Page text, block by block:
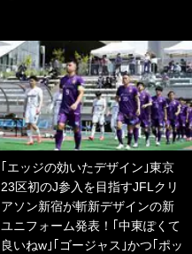
｢エッジの効いたデザイン｣東京
23区初のJ参入を目指すJFLクリ
アソン新宿が斬新デザインの新
ユニフォーム発表！｢中東ぽくて
良いねw｣｢ゴージャス｣かつ｢ポッ